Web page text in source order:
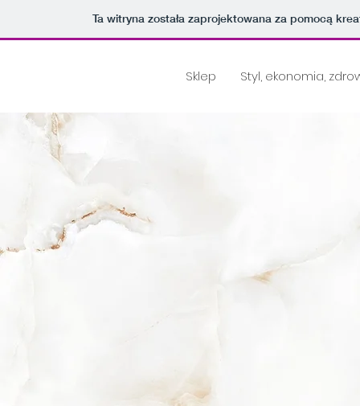
Ta witryna została zaprojektowana za pomocą
Sklep Styl, ekonomia,